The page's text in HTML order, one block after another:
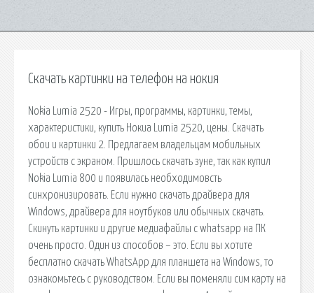
Скачать картинки на телефон на нокия
Nokia Lumia 2520 - Игры, программы, картинки, темы,
характеристики, купить Нокиа Lumia 2520, цены. Скачать
обои и картинки 2. Предлагаем владельцам мобильных
устройств с экраном. Пришлось скачать зуне, так как купил
Nokia Lumia 800 и появилась необходимовсть
синхронизировать. Если нужно скачать драйвера для
Windows, драйвера для ноутбуков или обычных скачать.
Скинуть картинки и другие медиафайлы с whatsapp на ПК
очень просто. Один из способов – это. Если вы хотите
бесплатно скачать WhatsApp для планшета на Windows, то
ознакомьтесь с руководством. Если вы поменяли сим карту на